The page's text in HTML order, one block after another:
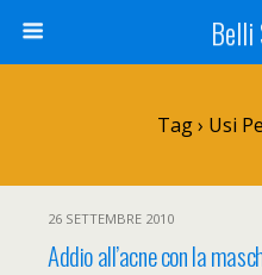
Tag › Usi
26 SETTEMBRE 2010
Addio all’acne con la